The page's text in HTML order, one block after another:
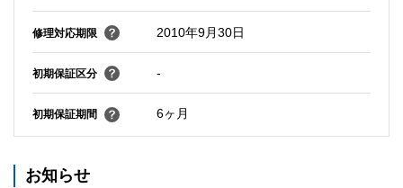
修理対応期限 2010年9月30日
初期保証区分 -
初期保証期間 6ヶ月
お知らせ